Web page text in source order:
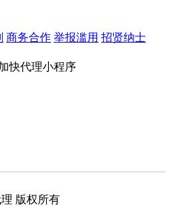
商务合作 举报滥用 招贤纳士
快代理小程序
理 版权所有